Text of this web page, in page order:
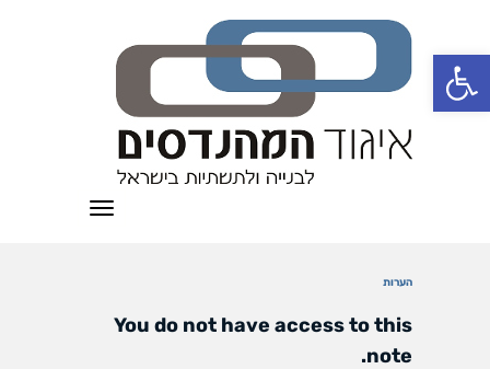
פתח סרגל נגישות
תפריט
הערות
You do not have access to this
note.